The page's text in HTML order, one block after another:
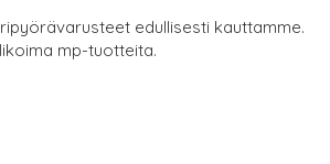
edullisesti kauttamme.
mp-tuotteita.